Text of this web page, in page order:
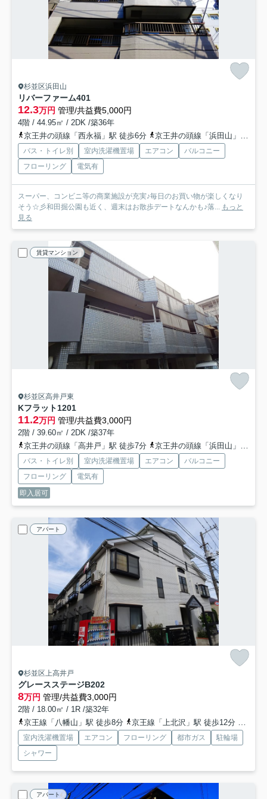
杉並区浜田山
リバーファーム401
12.3万円 管理/共益費5,000円
4階 / 44.95㎡ / 2DK /築36年
京王井の頭線「西永福」駅 徒歩6分
京王井の頭線「浜田山」駅 徒歩10分
バス・トイレ別 室内洗濯機置場 エアコン
バルコニー
フローリング
電気有
スーパー、コンビニ等の商業施設が充実♪毎日のお買い物が楽しくなり
そう☆彡和田掘公園も近く、週末はお散歩デートなんかも♪落... もっと
見る
賃貸マンション
杉並区高井戸東
Kフラット1201
11.2万円 管理/共益費3,000円
2階 / 39.60㎡ / 2DK /築37年
京王井の頭線「高井戸」駅 徒歩7分
京王井の頭線「浜田山」駅 徒歩11分
バス・トイレ別 室内洗濯機置場 エアコン
バルコニー
フローリング
電気有
即入居可
アパート
杉並区上高井戸
グレースステージB202
8万円 管理/共益費3,000円
2階 / 18.00㎡ / 1R /築32年
京王線「八幡山」駅 徒歩8分
京王線「上北沢」駅 徒歩12分 京王
室内洗濯機置場 エアコン フローリング 都市ガス
駐輪場
シャワー
アパート